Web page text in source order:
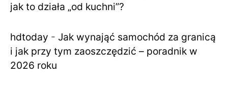
jak to działa „od kuchni”?
hdtoday - Jak wynająć samochód za granicą
i jak przy tym zaoszczędzić – poradnik w
2026 roku